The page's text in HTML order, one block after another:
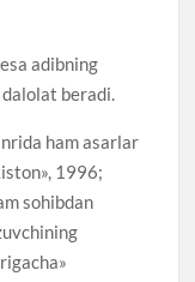
adibning
beradi.
ham asarlar
1996;
sohibdan